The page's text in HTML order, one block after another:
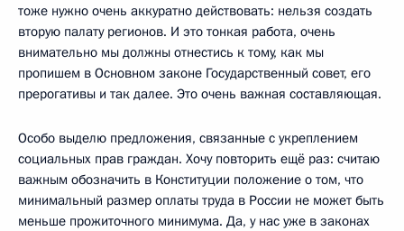
тоже нужно очень аккуратно действовать: нельзя создать
вторую палату регионов. И это тонкая работа, очень
внимательно мы должны отнестись к тому, как мы
пропишем в Основном законе Государственный совет, его
прерогативы и так далее. Это очень важная составляющая.
Особо выделю предложения, связанные с укреплением
социальных прав граждан. Хочу повторить ещё раз: считаю
важным обозначить в Конституции положение о том, что
минимальный размер оплаты труда в России не может быть
меньше прожиточного минимума. Да, у нас уже в законах